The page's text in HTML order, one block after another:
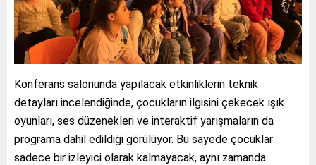
Konferans salonunda yapılacak etkinliklerin teknik
detayları incelendiğinde, çocukların ilgisini çekecek ışık
oyunları, ses düzenekleri ve interaktif yarışmaların da
programa dahil edildiği görülüyor. Bu sayede çocuklar
sadece bir izleyici olarak kalmayacak, aynı zamanda